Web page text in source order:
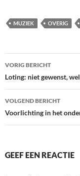
MUZIEK OVERIG
Bericht
navigatie
VORIG BERICHT
Loting: niet gewenst,
VOLGEND BERICHT
Voorlichting in het
GEEF EEN REACTIE